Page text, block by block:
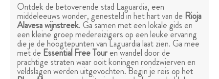
Ontdek de betoverende stad Laguardia, een
middeleeuws wonder, genesteld in het hart van de Rioja
Alavesa wijnstreek. Ga samen met een lokale gids en
een kleine groep medereizigers op een leuke ervaring
die je de hoogtepunten van Laguardia laat zien. Ga mee
met de Essential Free Touren wandel door de
prachtige straten waar ooit koningen rondzwierven en
veldslagen werden uitgevochten. Begin je reis op het